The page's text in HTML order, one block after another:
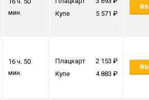
мин.
Купе
5 571
16 ч. 50
мин.
Плацкарт
2 153
Купе
4 883